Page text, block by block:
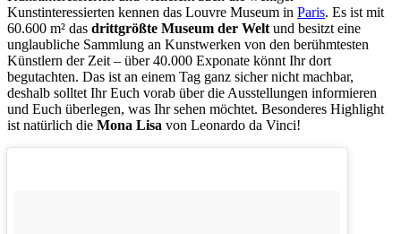
Kunstinteressierten kennen das Louvre Museum in Paris. Es ist mit
60.600 m² das drittgrößte Museum der Welt und besitzt eine
unglaubliche Sammlung an Kunstwerken von den berühmtesten
Künstlern der Zeit – über 40.000 Exponate könnt Ihr dort
begutachten. Das ist an einem Tag ganz sicher nicht machbar,
deshalb solltet Ihr Euch vorab über die Ausstellungen informieren
und Euch überlegen, was Ihr sehen möchtet. Besonderes Highlight
ist natürlich die Mona Lisa von Leonardo da Vinci!